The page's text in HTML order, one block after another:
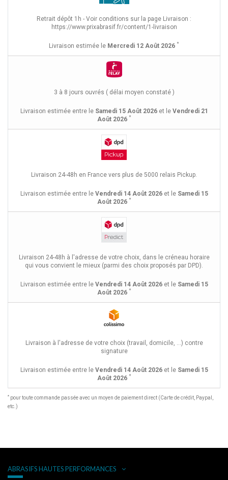
Retrait dépôt 1h - Voir conditions sur la page Livraison :
https://www.prixabrasif.fr/content/1-livraison
Livraison estimée le Mercredi 12 Août 2026 *
3 à 8 jours ouvrés ( délai moyen constaté )
Livraison estimée entre le Samedi 15 Août 2026et le Vendredi 21
Août 2026 *
Livraison 24-48h en France vers plus de 5000 relais Pickup.
Livraison estimée entre le Vendredi 14 Août 2026et le Samedi 15
Août 2026 *
Livraison 24-48h à l'adresse de votre choix, dans le créneau horaire
qui vous convient le mieux (parmi des choix proposés par DPD).
Livraison estimée entre le Vendredi 14 Août 2026et le Samedi 15
Août 2026 *
Livraison à l'adresse de votre choix (travail, domicile, ...) contre
signature
Livraison estimée entre le Vendredi 14 Août 2026et le Samedi 15
Août 2026 *
* pour toute commande passée avec un moyen de paiement direct (Carte de crédit, Paypal,
etc.)
ABRASIFS HAUTES PERFORMANCES